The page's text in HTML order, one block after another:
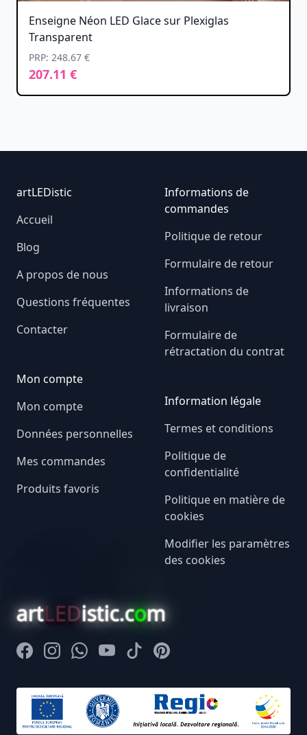
Enseigne Néon LED Glace sur Plexiglas
Transparent
PRP: 248.67 €
207.11 €
Footer
artLEDistic
Accueil
Blog
A propos de nous
Questions fréquentes
Contacter
Mon compte
Mon compte
Données personnelles
Mes commandes
Produits favoris
Informations de
commandes
Politique de retour
Formulaire de retour
Informations de
livraison
Formulaire de
rétractation du contrat
Information légale
Termes et conditions
Politique de
confidentialité
Politique en matière de
cookies
Modifier les paramètres
des cookies
artLEDistic.com
FacebookInstagramWhatsappYoutubeTiktokPinterest